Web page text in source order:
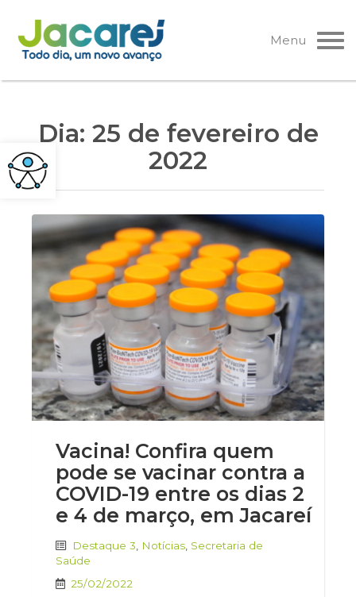
Pular
para
o
Menu
Dia: 25 de fevereiro de
2022
Vacina! Confira quem
pode se vacinar contra a
COVID-19 entre os dias 2
e 4 de março, em Jacareí
Destaque 3 Notícias Secretaria de
Saúde
25/02/2022